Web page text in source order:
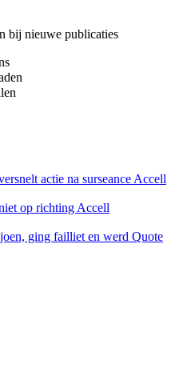
bij nieuwe publicaties
actie na surseance Accell
op richting Accell
ging failliet en werd Quote